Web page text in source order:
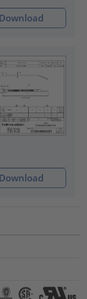
Download
Download